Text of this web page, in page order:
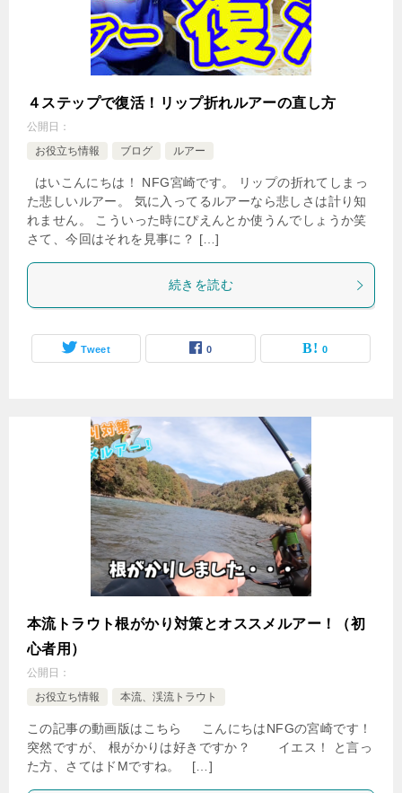
４ステップで復活！リップ折れルアーの直し方
公開日：
お役立ち情報
ブログ ルアー
はいこんにちは！ NFG宮崎です。 リップの折れてしまっ
た悲しいルアー。 気に入ってるルアーなら悲しさは計り知
れません。 こういった時にぴえんとか使うんでしょうか笑
さて、今回はそれを見事に？ […]
続きを読む
Tweet 0 0
本流トラウト根がかり対策とオススメルアー！（初
心者用）
公開日：
お役立ち情報
本流、渓流トラウト
この記事の動画版はこちら こんにちはNFGの宮崎です！
突然ですが、 根がかりは好きですか？ イエス！ と言っ
た方、さてはドMですね。 […]